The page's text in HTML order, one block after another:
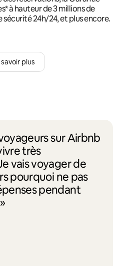
à hauteur de 3 millions de
sécurité 24h/24, et plus encore.
savoir plus
sur Airbnb
très
vais voyager de
pourquoi ne pas
pendant